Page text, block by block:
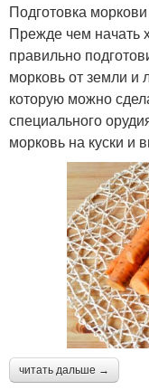
Подготовка
Прежде чем начать
правильно
морковь от земли и
которую можно
специального
морковь на куски и
читать дальше →